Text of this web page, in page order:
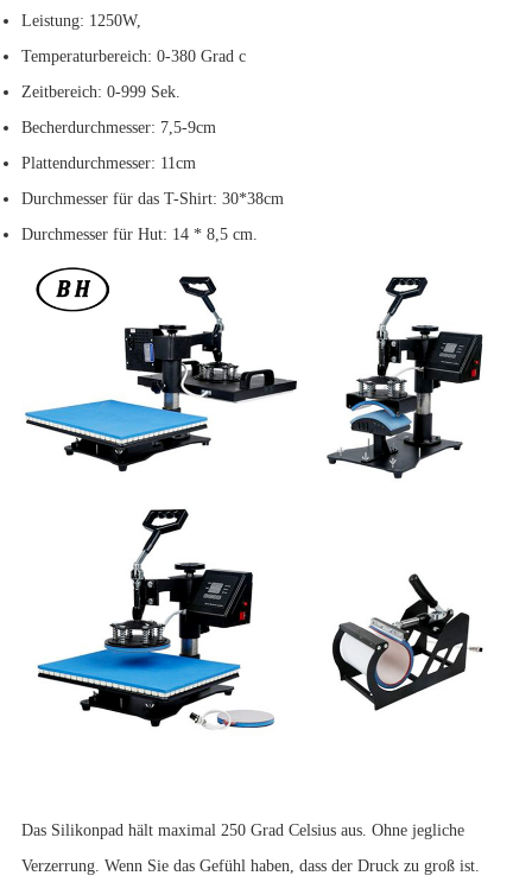
Leistung: 1250W,
Temperaturbereich: 0-380 Grad c
Zeitbereich: 0-999 Sek.
Becherdurchmesser: 7,5-9cm
Plattendurchmesser: 11cm
Durchmesser für das T-Shirt: 30*38cm
Durchmesser für Hut: 14 * 8,5 cm.
Das Silikonpad hält maximal 250 Grad Celsius aus. Ohne jegliche
Verzerrung. Wenn Sie das Gefühl haben, dass der Druck zu groß ist.